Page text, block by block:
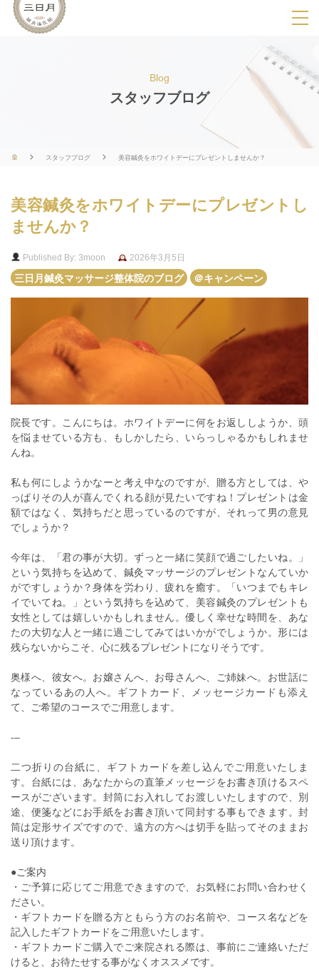
SPメニ
ー
展
用
ボ
Blog
スタッフブログ
スタッフブログ 美容鍼灸をホワイトデーにプレゼントしませんか？
美容鍼灸をホワイトデーにプレゼントし
ませんか？
Published By: 3moon
2026年3月5日
三日月鍼灸マッサージ整体院のブログ
＠キャンペーン
院長です。こんにちは。ホワイトデーに何をお返ししようか、頭
を悩ませている方も、もしかしたら、いらっしゃるかもしれませ
んね。
私も何にしようかなーと考え中なのですが、贈る方としては、や
っぱりその人が喜んでくれる顔が見たいですね！プレゼントは金
額ではなく、気持ちだと思っているのですが、それって男の意見
でしょうか？
今年は、「君の事が大切。ずっと一緒に笑顔で過ごしたいね。」
という気持ちを込めて、鍼灸マッサージのプレゼントなんていか
がですしょうか？身体を労わり、疲れを癒す。「いつまでもキレ
イでいてね。」という気持ちを込めて、美容鍼灸のプレゼントも
女性としては嬉しいかもしれません。優しく幸せな時間を、あな
たの大切な人と一緒に過ごしてみてはいかがでしょうか。形には
残らないからこそ、心に残るプレゼントになりそうです。
奥様へ、彼女へ。お嬢さんへ、お母さんへ、ご姉妹へ。お世話に
なっているあの人へ。ギフトカード、メッセージカードも添え
て、ご希望のコースでご用意します。
‐–
二つ折りの台紙に、ギフトカードを差し込んでご用意いたしま
す。台紙には、あなたからの直筆メッセージをお書き頂けるスペ
ースがございます。封筒にお入れしてお渡しいたしますので、別
途、便箋などにお手紙をお書き頂いて同封する事もできます。封
筒は定形サイズですので、遠方の方へは切手を貼ってそのままお
送り頂けます。
●ご案内
・ご予算に応じてご用意できますので、お気軽にお問い合わせく
ださい。
・ギフトカードを贈る方ともらう方のお名前や、コース名などを
記入したギフトカードをご用意いたします。
・ギフトカードご購入でご来院される際は、事前にご連絡いただ
けると、お待たせする事がなくオススメです。